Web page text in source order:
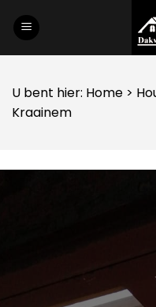
U bent hier: Home >
Kraainem